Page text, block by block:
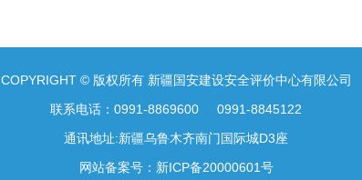
COPYRIGHT © 版权所有 新疆国安建设安全评价中心有限公司
联系电话：0991-8869600 0991-8845122
通讯地址:新疆乌鲁木齐南门国际城D3座
网站备案号： 新ICP备20000601号